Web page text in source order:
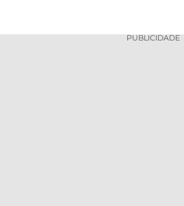
PUBLICIDADE